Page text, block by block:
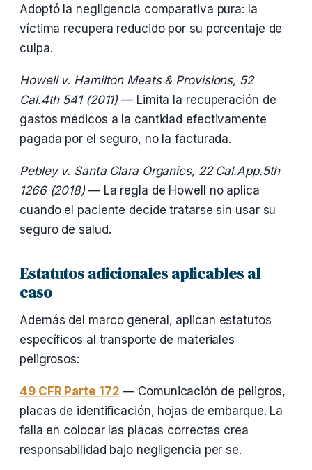
Adoptó la negligencia comparativa pura: la
víctima recupera reducido por su porcentaje de
culpa.
Howell v. Hamilton Meats & Provisions, 52
Cal.4th 541 (2011) — Limita la recuperación de
gastos médicos a la cantidad efectivamente
pagada por el seguro, no la facturada.
Pebley v. Santa Clara Organics, 22 Cal.App.5th
1266 (2018)— La regla de Howell no aplica
cuando el paciente decide tratarse sin usar su
seguro de salud.
Estatutos adicionales aplicables al
caso
Además del marco general, aplican estatutos
específicos al transporte de materiales
peligrosos:
49 CFR Parte 172 — Comunicación de peligros,
placas de identificación, hojas de embarque. La
falla en colocar las placas correctas crea
responsabilidad bajo negligencia per se.